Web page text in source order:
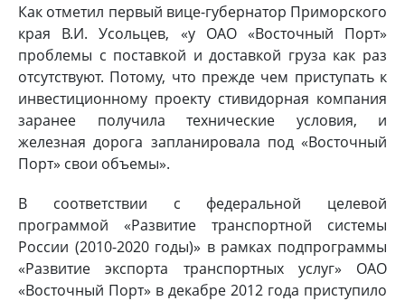
Как отметил первый вице-губернатор Приморского
края В.И. Усольцев, «у ОАО «Восточный Порт»
проблемы с поставкой и доставкой груза как раз
отсутствуют. Потому, что прежде чем приступать к
инвестиционному проекту стивидорная компания
заранее получила технические условия, и
железная дорога запланировала под «Восточный
Порт» свои объемы».
В соответствии с федеральной целевой
программой «Развитие транспортной системы
России (2010-2020 годы)» в рамках подпрограммы
«Развитие экспорта транспортных услуг» ОАО
«Восточный Порт» в декабре 2012 года приступило